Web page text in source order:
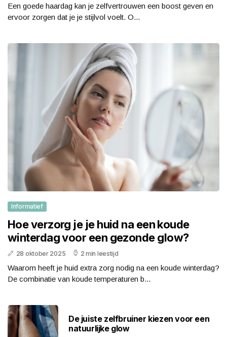
Een goede haardag kan je zelfvertrouwen een boost geven en
ervoor zorgen dat je je stijlvol voelt. O...
Informatief
Hoe verzorg je je huid na een koude
winterdag voor een gezonde glow?
28 oktober 2025 2 min leestijd
Waarom heeft je huid extra zorg nodig na een koude winterdag?
De combinatie van koude temperaturen b...
De juiste zelfbruiner kiezen voor een
natuurlijke glow